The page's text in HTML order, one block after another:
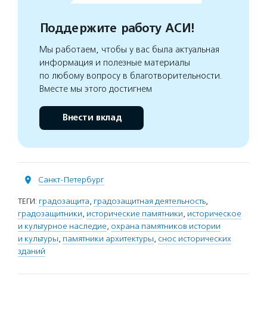
Поддержите работу АСИ!
Мы работаем, чтобы у вас была актуальная
информация и полезные материалы
по любому вопросу в благотворительности.
Вместе мы этого достигнем
Внести вклад
Санкт-Петербург
ТЕГИ: градозащита, градозащитная деятельность,
градозащитники, исторические памятники, историческое
и культурное наследие, охрана памятников истории
и культуры, памятники архитектуры, снос исторических
зданий